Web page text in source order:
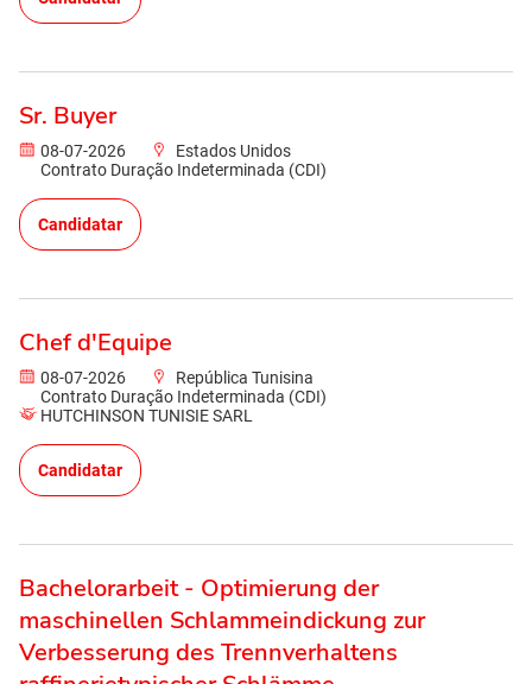
Sr. Buyer
08-07-2026
Estados Unidos
Contrato Duração Indeterminada (CDI)
Candidatar
Chef d'Equipe
08-07-2026
República Tunisina
Contrato Duração Indeterminada (CDI)
HUTCHINSON TUNISIE SARL
Candidatar
Bachelorarbeit - Optimierung der
maschinellen Schlammeindickung zur
Verbesserung des Trennverhaltens